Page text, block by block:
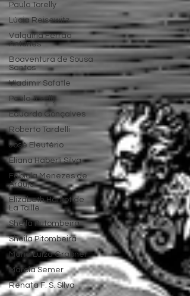
Paulo Torelly
Lúcia Reisewitz
Valquíria Ferrão
Antunes
Boaventura de Sousa
Santos
Vladimir Safatle
Paulo Torelly
Eduardo Gonçalves
Roberto Tardelli
José Eleutério
Eliana Haberli Silva
Fabíola Menezes de
Araújo
Elizabeth Harkot de
La Taille
Sheila Putombeira
Sheila Pitombeira
Maria Luiza Grabner
Marcia Semer
Renata F. S. SIlva